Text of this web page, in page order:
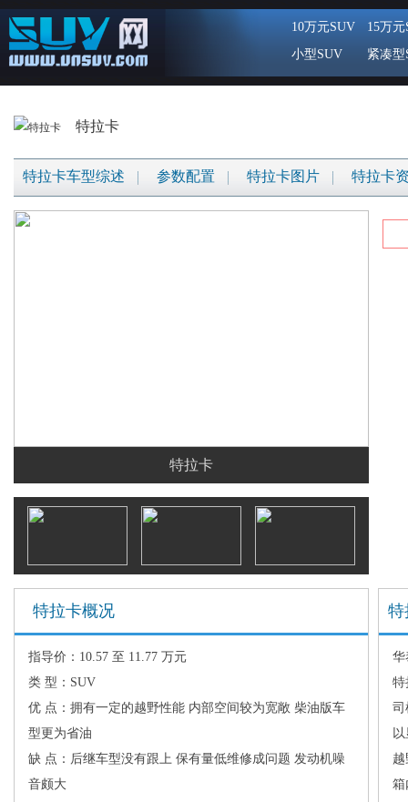
10万元SUV
15万
小型SUV
紧凑型
特拉卡
特拉卡车型综述 参数配置 特拉卡图片 特拉卡
特拉卡
特拉卡概况
指导价：10.57 至 11.77 万元
类 型：SUV
优 点：拥有一定的越野性能 内部空间较为宽敞 柴油版车
型更为省油
缺 点：后继车型没有跟上 保有量低维修成问题 发动机噪
音颇大
特
华
特
司
箱